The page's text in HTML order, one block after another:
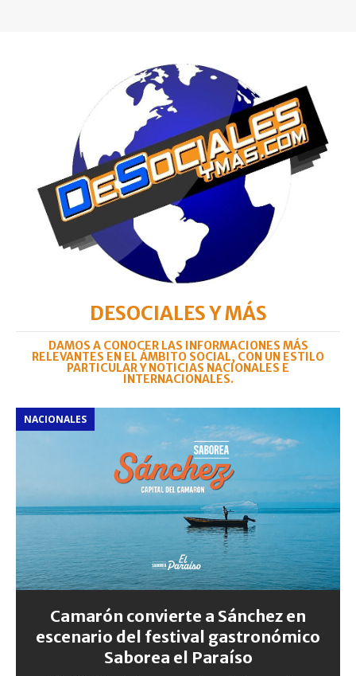
DESOCIALES Y MÁS
DAMOS A CONOCER LAS INFORMACIONES MÁS
RELEVANTES EN EL ÁMBITO SOCIAL, CON UN ESTILO
PARTICULAR Y NOTICIAS NACIONALES E
INTERNACIONALES.
NACIONALES
Camarón convierte a Sánchez en
escenario del festival gastronómico
Saborea el Paraíso